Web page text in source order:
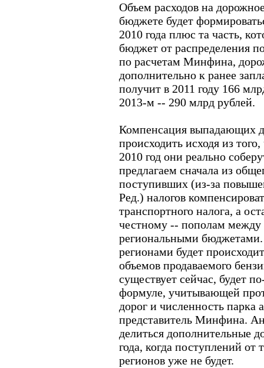
Объем расходов на
бюджете будет
2010 года плюс та часть,
бюджет от распределения
по расчетам Минфина,
дополнительно к ранее
получит в 2011 году 166
2013-м -- 290 млрд рублей.
Компенсация выпадающих
происходить исходя из
2010 год они реально
предлагаем сначала из
поступивших (из-за
Ред.) налогов
транспортного налога, а
честному -- пополам
региональными
регионами будет
объемов продаваемого
существует сейчас, будет
формуле, учитывающей
дорог и численность парка
представитель Минфина.
делиться дополнительные
года, когда поступлений от
регионов уже не будет.